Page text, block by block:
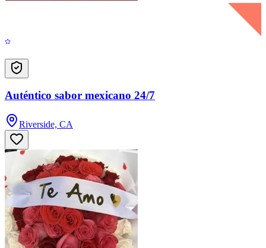
Auténtico sabor mexicano 24/7
Riverside, CA